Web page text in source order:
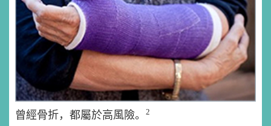
曾經骨折，都屬於高風險。 2